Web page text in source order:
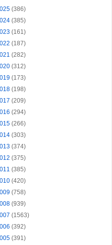
(386)
(385)
(161)
(187)
(282)
(312)
(173)
(198)
(209)
(294)
(266)
(303)
(374)
(375)
(385)
(420)
(758)
(939)
(1563)
(392)
(391)